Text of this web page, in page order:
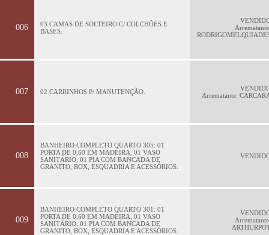
006
03 CAMAS DE SOLTEIRO C/ COLCHÕES E
BASES.
007 02 CARRINHOS P/ MANUTENÇÃO.
Arrematante:
008
BANHEIRO COMPLETO QUARTO 305: 01
PORTA DE 0,60 EM MADEIRA, 01 VASO
SANITÁRIO, 01 PIA COM BANCADA DE
GRANITO, BOX, ESQUADRIA E ACESSÓRIOS.
009
BANHEIRO COMPLETO QUARTO 301: 01
PORTA DE 0,60 EM MADEIRA, 01 VASO
SANITÁRIO, 01 PIA COM BANCADA DE
GRANITO, BOX, ESQUADRIA E ACESSÓRIOS.